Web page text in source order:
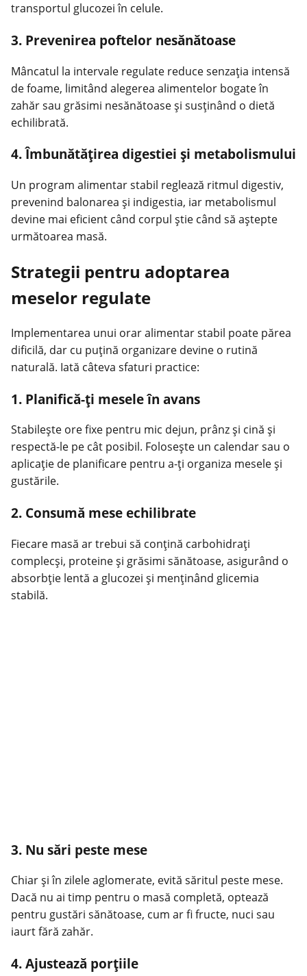
transportul glucozei în celule.
3. Prevenirea poftelor nesănătoase
Mâncatul la intervale regulate reduce senzația intensă
de foame, limitând alegerea alimentelor bogate în
zahăr sau grăsimi nesănătoase și susținând o dietă
echilibrată.
4. Îmbunătățirea digestiei și metabolismului
Un program alimentar stabil reglează ritmul digestiv,
prevenind balonarea și indigestia, iar metabolismul
devine mai eficient când corpul știe când să aștepte
următoarea masă.
Strategii pentru adoptarea
meselor regulate
Implementarea unui orar alimentar stabil poate părea
dificilă, dar cu puțină organizare devine o rutină
naturală. Iată câteva sfaturi practice:
1. Planifică-ți mesele în avans
Stabilește ore fixe pentru mic dejun, prânz și cină și
respectă-le pe cât posibil. Folosește un calendar sau o
aplicație de planificare pentru a-ți organiza mesele și
gustările.
2. Consumă mese echilibrate
Fiecare masă ar trebui să conțină carbohidrați
complecși, proteine și grăsimi sănătoase, asigurând o
absorbție lentă a glucozei și menținând glicemia
stabilă.
3. Nu sări peste mese
Chiar și în zilele aglomerate, evită săritul peste mese.
Dacă nu ai timp pentru o masă completă, optează
pentru gustări sănătoase, cum ar fi fructe, nuci sau
iaurt fără zahăr.
4. Ajustează porțiile